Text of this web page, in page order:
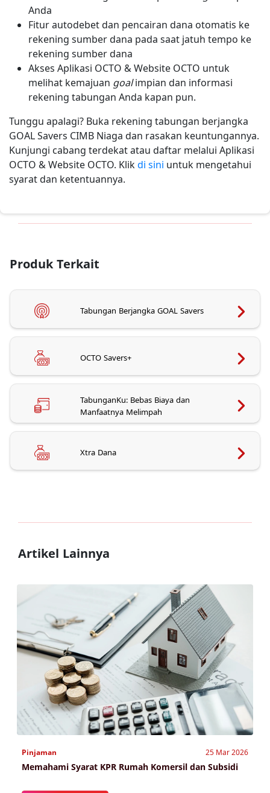
Anda
Fitur autodebet dan pencairan dana otomatis ke
rekening sumber dana pada saat jatuh tempo ke
rekening sumber dana
Akses Aplikasi OCTO & Website OCTO untuk
melihat kemajuan goalimpian dan informasi
rekening tabungan Anda kapan pun.
Tunggu apalagi? Buka rekening tabungan berjangka
GOAL Savers CIMB Niaga dan rasakan keuntungannya.
Kunjungi cabang terdekat atau daftar melalui Aplikasi
OCTO & Website OCTO. Klikdi sini untuk mengetahui
syarat dan ketentuannya.
Produk Terkait
Tabungan Berjangka GOAL Savers
OCTO Savers+
TabunganKu: Bebas Biaya dan
Manfaatnya Melimpah
Xtra Dana
Artikel Lainnya
Pinjaman 25 Mar 2026
Memahami Syarat KPR Rumah Komersil dan Subsidi